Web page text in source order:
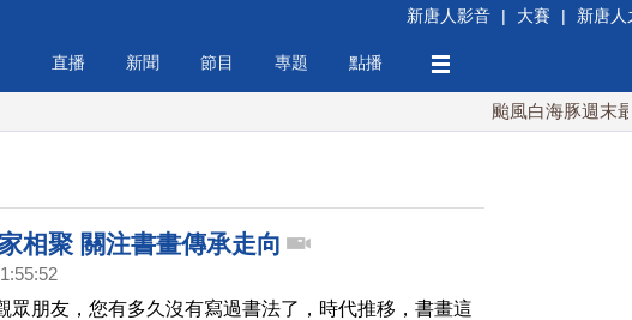
新唐人影音 | 大賽 | 新唐人
直播 新聞 節目 專題 點播
颱風白海豚週末最
相聚 關注書畫傳承走向
眾朋友，您有多久沒有寫過書法了，時代推移，書畫這